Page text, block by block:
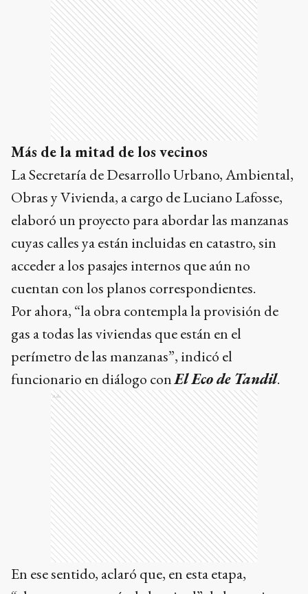
Más de la mitad de los vecinos
La Secretaría de Desarrollo Urbano, Ambiental,
Obras y Vivienda, a cargo de Luciano Lafosse,
elaboró un proyecto para abordar las manzanas
cuyas calles ya están incluidas en catastro, sin
acceder a los pasajes internos que aún no
cuentan con los planos correspondientes.
Por ahora, “la obra contempla la provisión de
gas a todas las viviendas que están en el
perímetro de las manzanas”, indicó el
funcionario en diálogo conEl Eco de Tandil.
Ads
En ese sentido, aclaró que, en esta etapa,